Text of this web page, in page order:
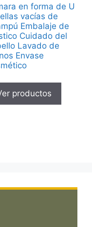
en forma de U
vacías de
Embalaje de
Cuidado del
Lavado de
Envase
productos